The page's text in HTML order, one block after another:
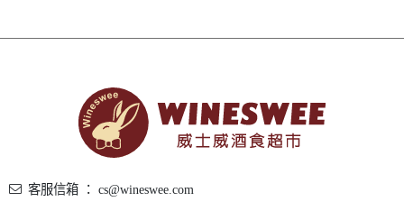
客服信箱 ： cs@wineswee.com